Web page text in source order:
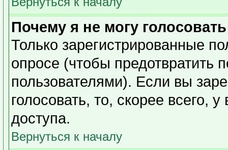
Почему я не могу
Только зарегистрированные
опросе (чтобы предотвратить
пользователями). Если вы
голосовать, то, скорее всего,
доступа.
Вернуться к началу